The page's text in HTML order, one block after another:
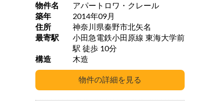
物件名
アパートロワ・クレール
築年
2014年09月
住所
神奈川県秦野市北矢名
最寄駅
小田急電鉄小田原線 東海大学前
駅 徒歩 10分
構造
木造